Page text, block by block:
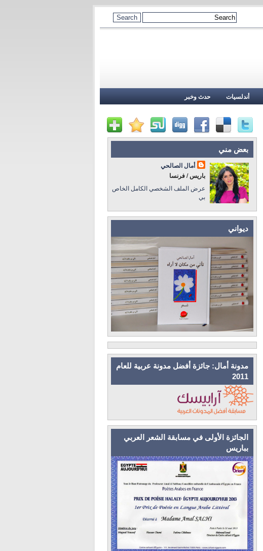
أندلسيات حدث وخبر
بعض مني
أمال الصالحي
باريس / فرنسا
عرض الملف الشخصي الكامل الخاص
بي
ديواني
مدونة أمال: جائزة أفضل مدونة عربية للعام
2011
الجائزة الأولى في مسابقة الشعر العربي
بباريس